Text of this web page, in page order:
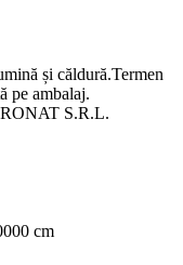
și căldură.Termen
pe ambalaj.
S.R.L.
cm